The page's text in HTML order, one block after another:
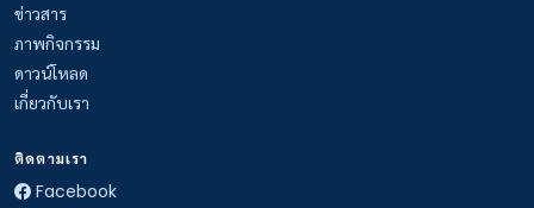
ข่าวสาร
ภาพกิจกรรม
ดาวน์โหลด
เกี่ยวกับเรา
ติดตามเรา
Facebook